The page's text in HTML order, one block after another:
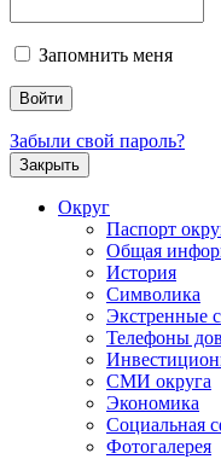
Запомнить меня
Забыли свой пароль?
Закрыть
Округ
Паспорт
Общая
История
Символика
Экстренные
Телефоны
СМИ округа
Экономика
Социальная
Фотогалерея